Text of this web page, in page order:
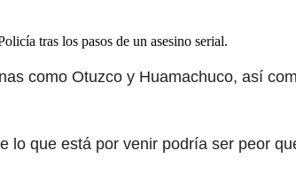
tras los pasos de un asesino serial.
como Otuzco y Huamachuco, así
lo que está por venir podría ser peor